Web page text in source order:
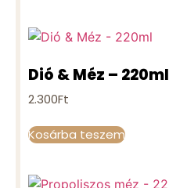
Dió & Méz – 220ml
2.300Ft
Kosárba teszem